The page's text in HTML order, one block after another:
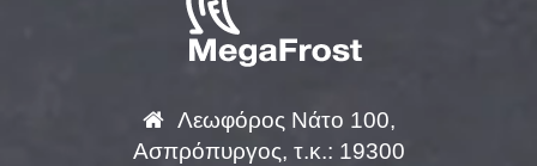
Λεωφόρος Νάτο 100,
Ασπρόπυργος, τ.κ.: 19300